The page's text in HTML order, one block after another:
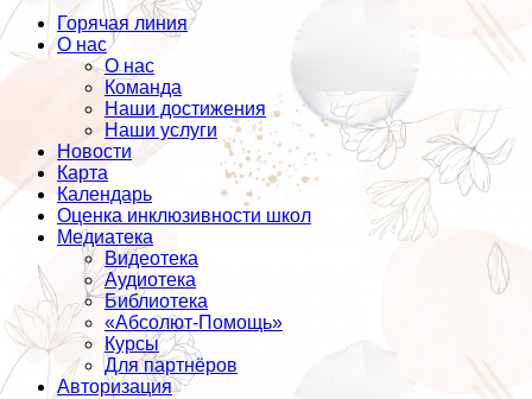
Горячая линия
О нас
О нас
Команда
Наши достижения
Наши услуги
Новости
Карта
Календарь
Оценка инклюзивности школ
Медиатека
Видеотека
Аудиотека
Библиотека
«Абсолют-Помощь»
Курсы
Для партнёров
Авторизация